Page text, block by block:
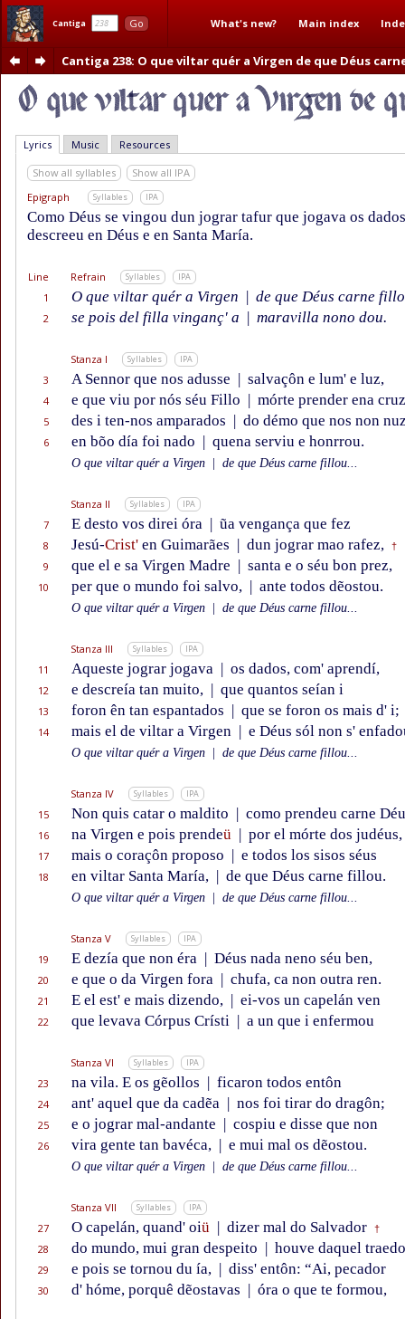
Cantiga Go What's new? Main index
Cantiga 238: O que viltar quér a Virgen de que Déus
Lyrics Music Resources
Show all syllables
Show all IPA
Epigraph
Syllables IPA
Como Déus se vingou dun jograr tafur que jogava os
descreeu en Déus e en Santa María.
Line Refrain Syllables IPA
1 O que viltar quér a Virgen | de que Déus carne
2 se pois del filla vinganç' a | maravilla nono dou.
Stanza I Syllables IPA
3 A Sennor que nos adusse | salvaçôn e lum' e luz,
4 e que viu por nós séu Fillo | mórte prender ena
5 des i ten-nos amparados | do démo que nos non
6 en bõo día foi nado | quena serviu e honrrou.
O que viltar quér a Virgen de que Déus carne fillou...
Stanza II Syllables IPA
7 E desto vos direi óra | ũa vengança que fez
8 Jesú-Crist' en Guimarães | dun jograr mao rafez, †
9 que el e sa Virgen Madre | santa e o séu bon prez,
10 per que o mundo foi salvo, | ante todos dẽostou.
O que viltar quér a Virgen de que Déus carne fillou...
Stanza III Syllables IPA
11 Aqueste jograr jogava | os dados, com' aprendí,
12 e descreía tan muito, | que quantos seían i
13 foron ên tan espantados | que se foron os mais d' i;
14 mais el de viltar a Virgen | e Déus sól non s'
O que viltar quér a Virgen de que Déus carne fillou...
Stanza IV Syllables IPA
15 Non quis catar o maldito | como prendeu carne
16 na Virgen e pois prendeü | por el mórte dos judéus,
17 mais o coraçôn proposo | e todos los sisos séus
18 en viltar Santa María, | de que Déus carne fillou.
O que viltar quér a Virgen de que Déus carne fillou...
Stanza V Syllables IPA
19 E dezía que non éra | Déus nada neno séu ben,
20 e que o da Virgen fora | chufa, ca non outra ren.
21 E el est' e mais dizendo, | ei-vos un capelán ven
22 que levava Córpus Crísti | a un que i enfermou
Stanza VI Syllables IPA
23 na vila. E os gẽollos | ficaron todos entôn
24 ant' aquel que da cadẽa | nos foi tirar do dragôn;
25 e o jograr mal-andante | cospiu e disse que non
26 vira gente tan bavéca, | e mui mal os dẽostou.
O que viltar quér a Virgen de que Déus carne fillou...
Stanza VII Syllables IPA
27 O capelán, quand' oiü | dizer mal do Salvador †
28 do mundo, mui gran despeito | houve daquel
29 e pois se tornou du ía, | diss' entôn: “Ai, pecador
30 d' hóme, porquê dẽostavas | óra o que te formou,